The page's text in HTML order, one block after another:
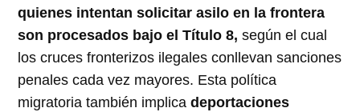
quienes intentan solicitar asilo en la frontera
son procesados bajo el Título 8, según el cual
los cruces fronterizos ilegales conllevan sanciones
penales cada vez mayores. Esta política
migratoria también implicadeportaciones